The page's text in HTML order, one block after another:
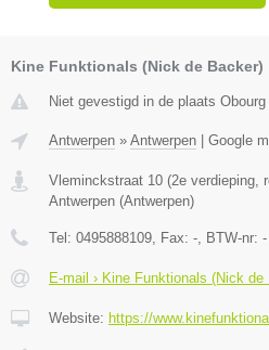
Kine Funktionals (Nick de Backer)
Niet gevestigd in de plaats
Antwerpen » Antwerpen | Google
Vleminckstraat 10 (2e verdieping,
Antwerpen (Antwerpen)
Tel: 0495888109 , Fax: - , BTW-nr: -
E-mail › Kine Funktionals (Nick de
Website: https://